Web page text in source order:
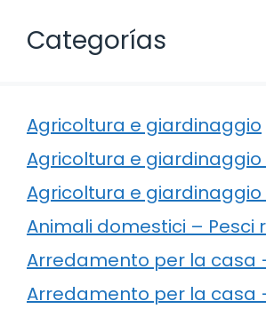
Categorías
Agricoltura e giardinaggio
Agricoltura e giardinaggio
Agricoltura e giardinaggio
Animali domestici – Pesci
Arredamento per la casa
Arredamento per la casa